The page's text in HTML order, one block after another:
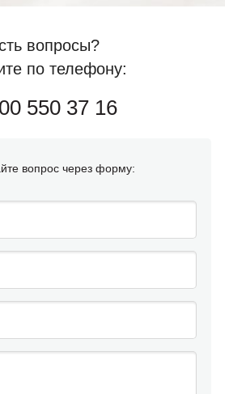
вопросы?
по телефону:
550 37 16
вопрос через форму: